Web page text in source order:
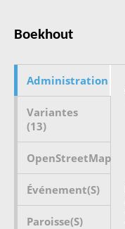
Boekhout
Administration
Variantes
(13)
OpenStreetMap
Événement(s)
Paroisse(s)